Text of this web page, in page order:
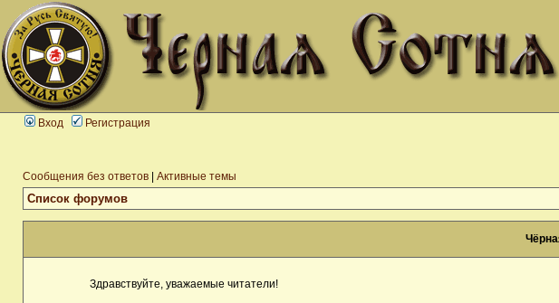
Вход Регистрация
Сообщения без ответов Активные темы
Список форумов
Здравствуйте, уважаемые читатели!